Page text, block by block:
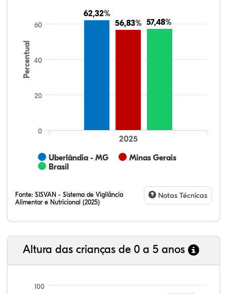
Percentual
62,32%
62,32%
56,83%
56,83% 57,48%
57,48%
Uberlândia - MG
Minas Gerais
Brasil
2025
0
20
40
60
Fonte: SISVAN - Sistema de Vigilância
Alimentar e Nutricional (2025)
Notas Técnicas
Altura das crianças de 0 a 5 anos
100